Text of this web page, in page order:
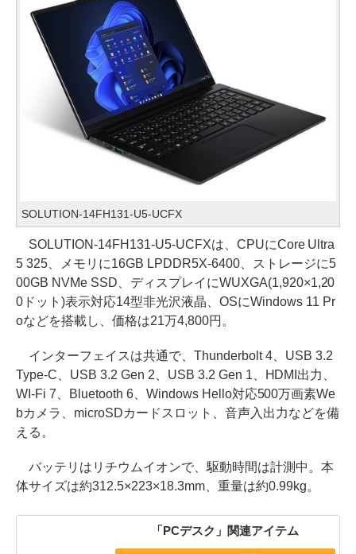
SOLUTION-14FH131-U5-UCFX
SOLUTION-14FH131-U5-UCFXは、CPUにCore Ultra
5 325、メモリに16GB LPDDR5X-6400、ストレージに5
00GB NVMe SSD、ディスプレイにWUXGA(1,920×1,20
0ドット)表示対応14型非光沢液晶、OSにWindows 11 Pr
oなどを搭載し、価格は21万4,800円。
インターフェイスは共通で、Thunderbolt 4、USB 3.2
Type-C、USB 3.2 Gen 2、USB 3.2 Gen 1、HDMI出力、
WI-Fi 7、Bluetooth 6、Windows Hello対応500万画素We
bカメラ、microSDカードスロット、音声入出力などを備
える。
バッテリはリチウムイオンで、駆動時間は計測中。本
体サイズは約312.5×223×18.3mm、重量は約0.99kg。
「PCデスク」関連アイテム